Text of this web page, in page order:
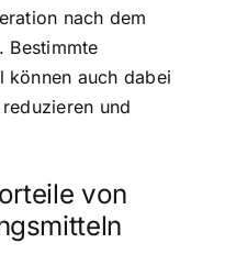
nach dem
Bestimmte
können auch dabei
und
von